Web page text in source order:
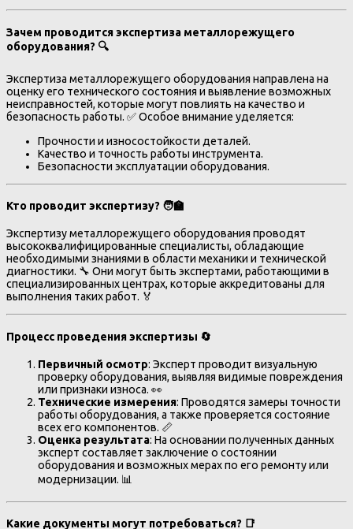
Зачем проводится экспертиза металлорежущего
оборудования? 🔍
Экспертиза металлорежущего оборудования направлена на
оценку его технического состояния и выявление возможных
неисправностей, которые могут повлиять на качество и
безопасность работы. ✅ Особое внимание уделяется:
Прочности и износостойкости деталей.
Качество и точность работы инструмента.
Безопасности эксплуатации оборудования.
Кто проводит экспертизу? 🧑‍🏫
Экспертизу металлорежущего оборудования проводят
высококвалифицированные специалисты, обладающие
необходимыми знаниями в области механики и технической
диагностики. 🔧 Они могут быть экспертами, работающими в
специализированных центрах, которые аккредитованы для
выполнения таких работ. 🏅
Процесс проведения экспертизы 🔄
Первичный осмотр: Эксперт проводит визуальную
проверку оборудования, выявляя видимые повреждения
или признаки износа. 👀
Технические измерения: Проводятся замеры точности
работы оборудования, а также проверяется состояние
всех его компонентов. 📏
Оценка результата: На основании полученных данных
эксперт составляет заключение о состоянии
оборудования и возможных мерах по его ремонту или
модернизации. 📊
Какие документы могут потребоваться? 📑